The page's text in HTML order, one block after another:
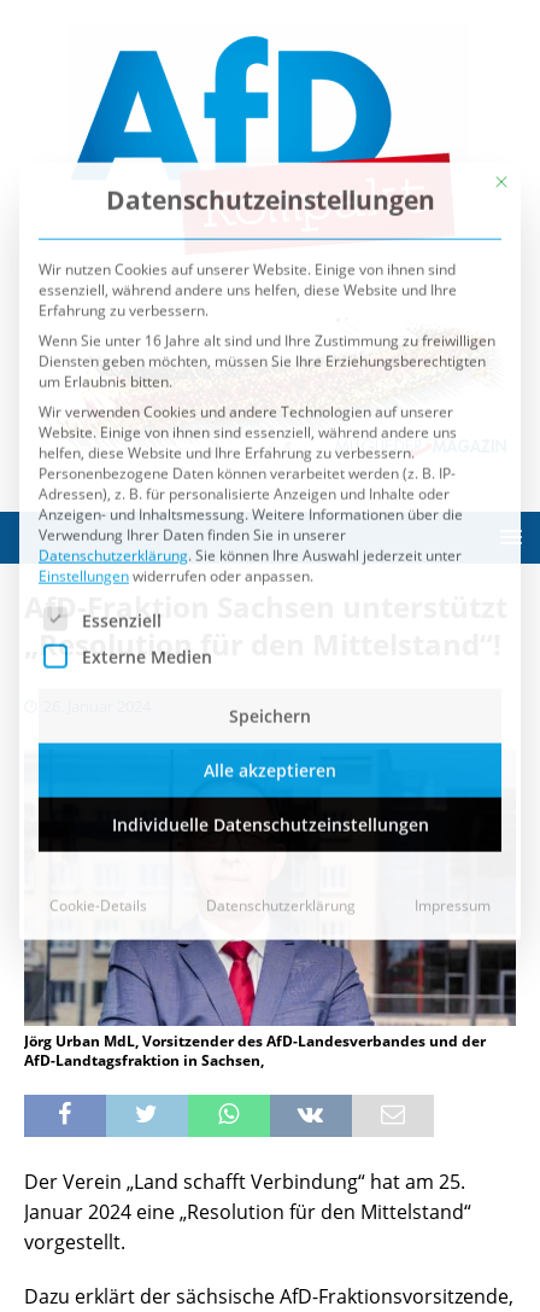
AfD-Fraktion Sachsen unterstützt
„Resolution für den Mittelstand“!
Jörg Urban MdL, Vorsitzender des AfD-Landesverbandes und der
AfD-Landtagsfraktion in Sachsen,
Der Verein „Land schafft Verbindung“ hat am 25.
Januar 2024 eine „Resolution für den Mittelstand“
vorgestellt.
Dazu erklärt der sächsische AfD-Fraktionsvorsitzende,
Datenschutzeinstellungen
Wir nutzen Cookies auf unserer Website. Einige von ihnen sind
essenziell, während andere uns helfen, diese Website und Ihre
Wenn Sie unter 16 Jahre alt sind und Ihre Zustimmung zu freiwilligen
Diensten geben möchten, müssen Sie Ihre Erziehungsberechtigten
um Erlaubnis bitten.
Wir verwenden Cookies und andere Technologien auf unserer
Website. Einige von ihnen sind essenziell, während andere uns
helfen, diese Website und Ihre Erfahrung zu verbessern.
Personenbezogene Daten können verarbeitet werden (z. B. IP-
Adressen), z. B. für personalisierte Anzeigen und Inhalte oder
Anzeigen- und Inhaltsmessung.
Weitere Informationen über die
Datenschutzerklärung. Sie können Ihre Auswahl jederzeit unter
Einstellungenwiderrufen oder anpassen.
Es folgt eine Liste der Service-Gruppen, für die eine
Essenziell
Externe Medien
Speichern
Datenschutzerklärung